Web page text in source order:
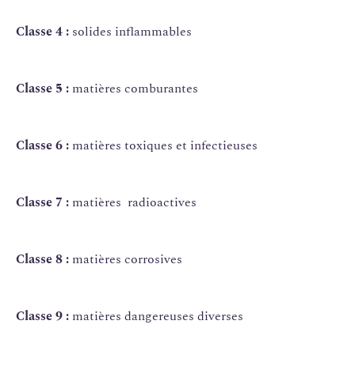
Classe 4 : solides inflammables
Classe 5 : matières comburantes
Classe 6 : matières toxiques et infectieuses
Classe 7 : matières radioactives
Classe 8 : matières corrosives
Classe 9 : matières dangereuses diverses